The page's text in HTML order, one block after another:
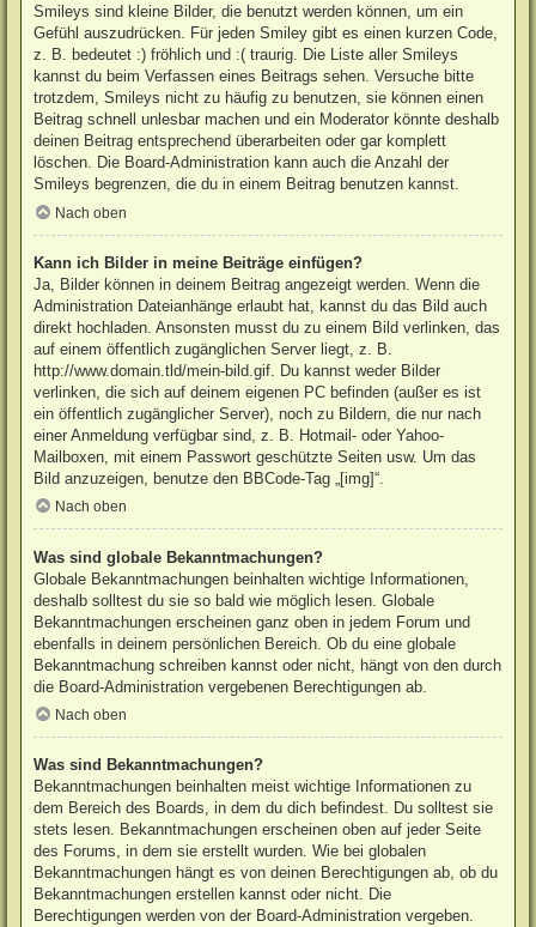
Smileys sind kleine Bilder, die benutzt werden können, um ein
Gefühl auszudrücken. Für jeden Smiley gibt es einen kurzen Code,
z. B. bedeutet :) fröhlich und :( traurig. Die Liste aller Smileys
kannst du beim Verfassen eines Beitrags sehen. Versuche bitte
trotzdem, Smileys nicht zu häufig zu benutzen, sie können einen
Beitrag schnell unlesbar machen und ein Moderator könnte deshalb
deinen Beitrag entsprechend überarbeiten oder gar komplett
löschen. Die Board-Administration kann auch die Anzahl der
Smileys begrenzen, die du in einem Beitrag benutzen kannst.
Nach oben
Kann ich Bilder in meine Beiträge einfügen?
Ja, Bilder können in deinem Beitrag angezeigt werden. Wenn die
Administration Dateianhänge erlaubt hat, kannst du das Bild auch
direkt hochladen. Ansonsten musst du zu einem Bild verlinken, das
auf einem öffentlich zugänglichen Server liegt, z. B.
http://www.domain.tld/mein-bild.gif. Du kannst weder Bilder
verlinken, die sich auf deinem eigenen PC befinden (außer es ist
ein öffentlich zugänglicher Server), noch zu Bildern, die nur nach
einer Anmeldung verfügbar sind, z. B. Hotmail- oder Yahoo-
Mailboxen, mit einem Passwort geschützte Seiten usw. Um das
Bild anzuzeigen, benutze den BBCode-Tag „[img]“.
Nach oben
Was sind globale Bekanntmachungen?
Globale Bekanntmachungen beinhalten wichtige Informationen,
deshalb solltest du sie so bald wie möglich lesen. Globale
Bekanntmachungen erscheinen ganz oben in jedem Forum und
ebenfalls in deinem persönlichen Bereich. Ob du eine globale
Bekanntmachung schreiben kannst oder nicht, hängt von den durch
die Board-Administration vergebenen Berechtigungen ab.
Nach oben
Was sind Bekanntmachungen?
Bekanntmachungen beinhalten meist wichtige Informationen zu
dem Bereich des Boards, in dem du dich befindest. Du solltest sie
stets lesen. Bekanntmachungen erscheinen oben auf jeder Seite
des Forums, in dem sie erstellt wurden. Wie bei globalen
Bekanntmachungen hängt es von deinen Berechtigungen ab, ob du
Bekanntmachungen erstellen kannst oder nicht. Die
Berechtigungen werden von der Board-Administration vergeben.